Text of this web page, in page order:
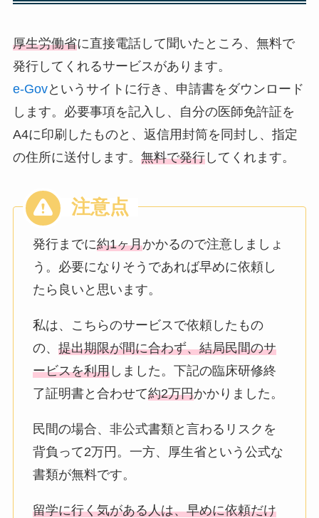
厚生労働省に直接電話して聞いたところ、無料で
発行してくれるサービスがあります。
e-Govというサイトに行き、申請書をダウンロード
します。必要事項を記入し、自分の医師免許証を
A4に印刷したものと、返信用封筒を同封し、指定
の住所に送付します。 無料で発行してくれます。
発行までに約1ヶ月かかるので注意しましょ
う。必要になりそうであれば早めに依頼し
たら良いと思います。
私は、こちらのサービスで依頼したもの
の、 提出期限が間に合わず、結局民間のサ
ービスを利用しました。下記の臨床研修終
了証明書と合わせて約2万円かかりました。
民間の場合、非公式書類と言わるリスクを
背負って2万円。一方、厚生省という公式な
書類が無料です。
留学に行く気がある人は、早めに依頼だけ